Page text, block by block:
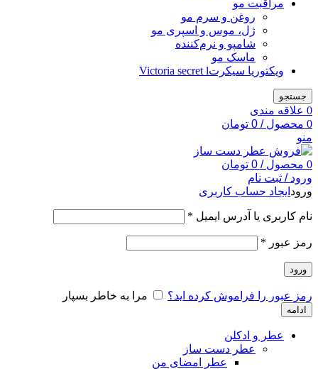
مراقبت مو
روغن و سرم مو
ژل، موس و اسپری مو
شامپو و نرم‌کننده
ماسک مو
ویکتوریا سیکرتVictoria secret l
جستجو
0 علاقه مندی
0 محصول /
0 تومان
منو
0 محصول /
0 تومان
ورود / ثبت نام
ورود ایجاد حساب کاربری
نام کاربری یا آدرس ایمیل *
رمز عبور *
ورود
رمز عبور را فراموش کرده اید؟ مرا به خاطر بسپار
ادامه
عطر و ادکلن
عطر دست ساز
عطر امضای من